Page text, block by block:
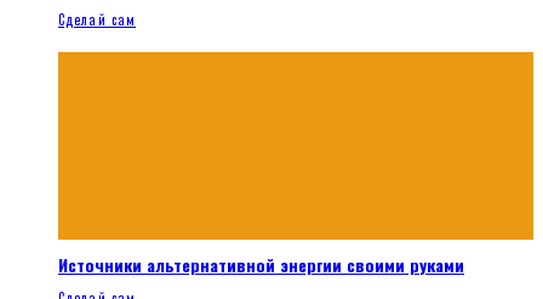
Сделай сам
Источники альтернативной энергии своими руками